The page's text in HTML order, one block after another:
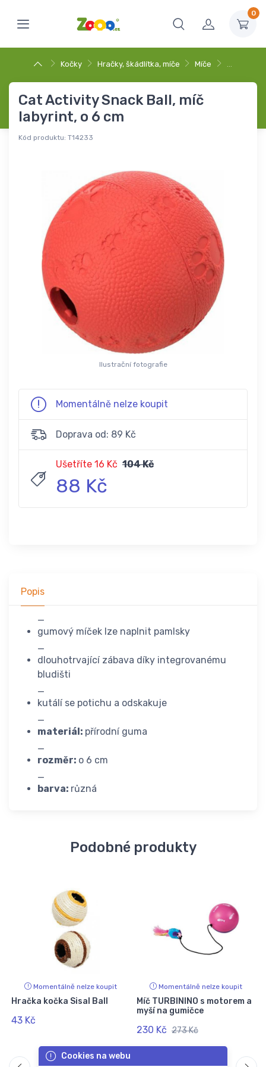
0
Kočky Hračky, škádlítka, míče Míče …
Cat Activity Snack Ball, míč
labyrint, o 6 cm
Kód produktu: T14233
Ilustrační fotografie
Momentálně nelze koupit
Doprava od: 89 Kč
Ušetříte 16 Kč 104 Kč
88 Kč
Popis
_
gumový míček lze naplnit pamlsky
_
dlouhotrvající zábava díky integrovanému
bludišti
_
kutálí se potichu a odskakuje
_
materiál: přírodní guma
_
rozměr: o 6 cm
_
barva: různá
Podobné produkty
Momentálně nelze koupit
Hračka kočka Sisal Ball
43 Kč
Momentálně nelze koupit
Míč TURBININO s motorem a
myší na gumičce
230 Kč 273 Kč
Cookies na webu